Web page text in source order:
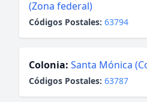
(Zona federal)
Códigos Postales: 63794
Colonia: Santa Mónica
Códigos Postales: 63787